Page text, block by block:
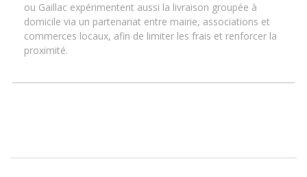
ou Gaillac expérimentent aussi la livraison groupée à
domicile via un partenariat entre mairie, associations et
commerces locaux, afin de limiter les frais et renforcer la
proximité.